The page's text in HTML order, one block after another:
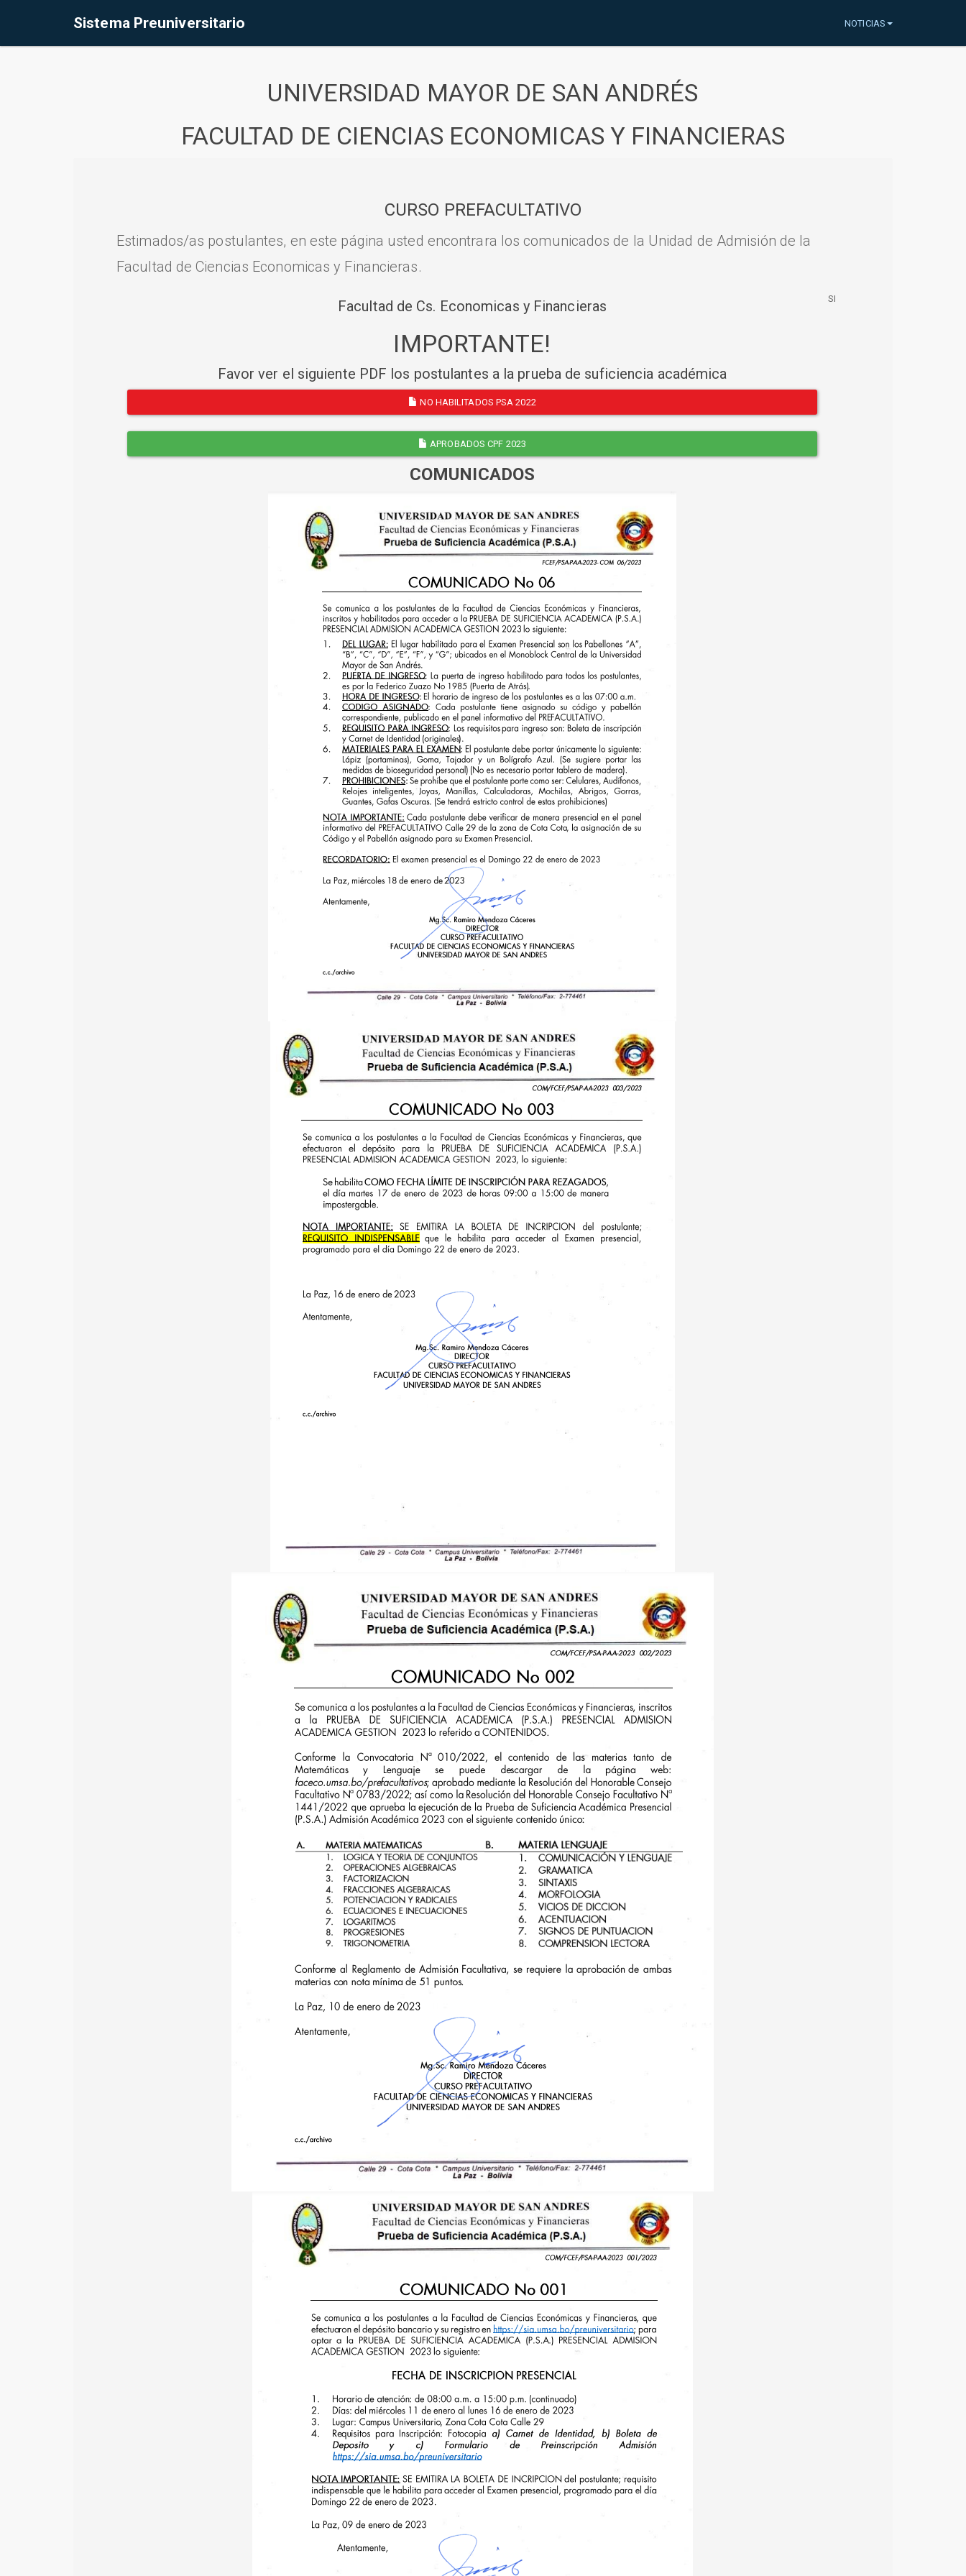
Sistema Preuniversitario NOTICIAS
UNIVERSIDAD MAYOR DE SAN ANDRÉS
FACULTAD DE CIENCIAS ECONOMICAS Y FINANCIERAS
CURSO PREFACULTATIVO
Estimados/as postulantes, en este página usted encontrara los comunicados de la Unidad de Admisión de la
Facultad de Ciencias Economicas y Financieras.
Facultad de Cs. Economicas y Financieras
IMPORTANTE!
Favor ver el siguiente PDF los postulantes a la prueba de suficiencia académica
NO HABILITADOS PSA 2022
APROBADOS CPF 2023
COMUNICADOS
SI